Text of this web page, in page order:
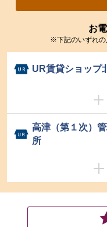
お
※下記のいずれの
UR賃貸ショップ
高津（第１次）
所